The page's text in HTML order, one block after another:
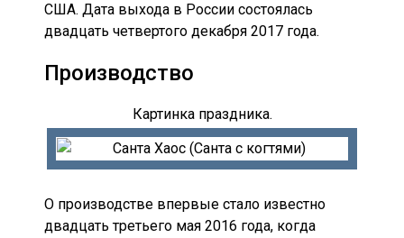
США. Дата выхода в России состоялась
двадцать четвертого декабря 2017 года.
Производство
Картинка праздника.
О производстве впервые стало известно
двадцать третьего мая 2016 года, когда